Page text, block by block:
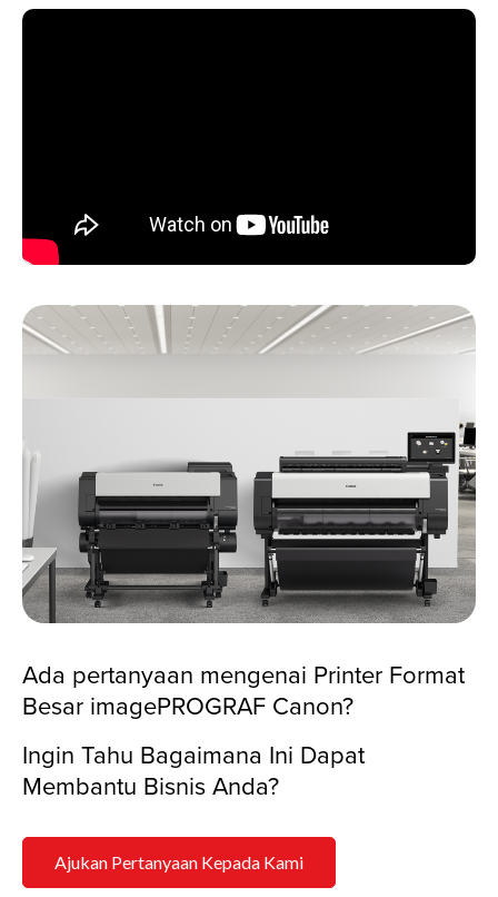
Ada pertanyaan mengenai Printer Format
Besar imagePROGRAF Canon?
Ingin Tahu Bagaimana Ini Dapat
Membantu Bisnis Anda?
Ajukan Pertanyaan Kepada Kami